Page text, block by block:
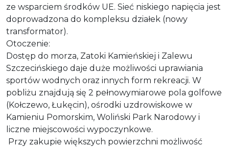
ze wsparciem środków UE. Sieć niskiego napięcia jest
doprowadzona do kompleksu działek (nowy
transformator).
Otoczenie:
Dostęp do morza, Zatoki Kamieńskiej i Zalewu
Szczecińskiego daje duże możliwości uprawiania
sportów wodnych oraz innych form rekreacji. W
pobliżu znajdują się 2 pełnowymiarowe pola golfowe
(Kołczewo, Łukęcin), ośrodki uzdrowiskowe w
Kamieniu Pomorskim, Woliński Park Narodowy i
liczne miejscowości wypoczynkowe.
Przy zakupie większych powierzchni możliwość